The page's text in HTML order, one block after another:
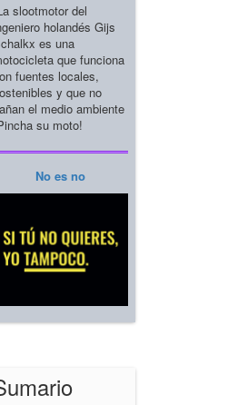
slootmotor del
holandés Gijs
es una
que funciona
fuentes locales,
y que no
el medio ambiente
su moto!
No es no